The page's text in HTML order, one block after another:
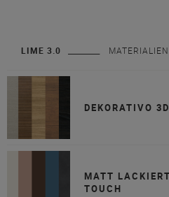
LIME 3.0 MATERIALIEN
DEKORATIVO 3D
MATT
TOUCH